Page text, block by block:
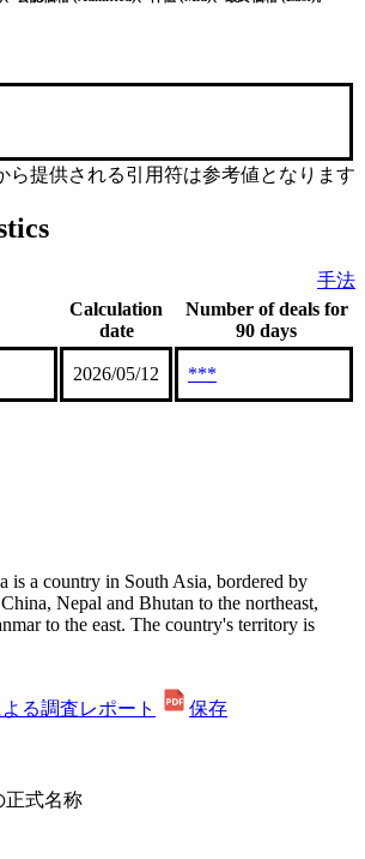
ら提供される引用符は参考値となります
手法
Calculation
date
Number of deals for
90 days
2026/05/12
***
is a country in South Asia, bordered by
Nepal and Bhutan to the northeast,
to the east. The country's territory is
る調査レポート
保存
正式名称